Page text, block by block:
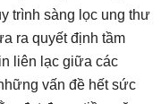
trình sàng lọc ung thư
ra quyết định tầm
liên lạc giữa các
vấn đề hết sức